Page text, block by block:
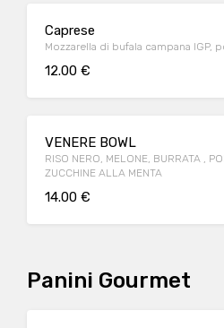
Caprese
Mozzarella di bufala campana IGP,
12.00 €
VENERE BOWL
RISO NERO, MELONE, BURRATA ,
ZUCCHINE ALLA MENTA
14.00 €
Panini Gourmet